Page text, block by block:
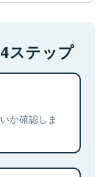
ステップ
か確認しま